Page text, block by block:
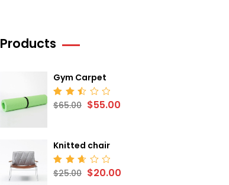
Products
Gym Carpet
Rated
$65.00 $55.00
Knitted chair
Rated
2.68
$25.00 $20.00